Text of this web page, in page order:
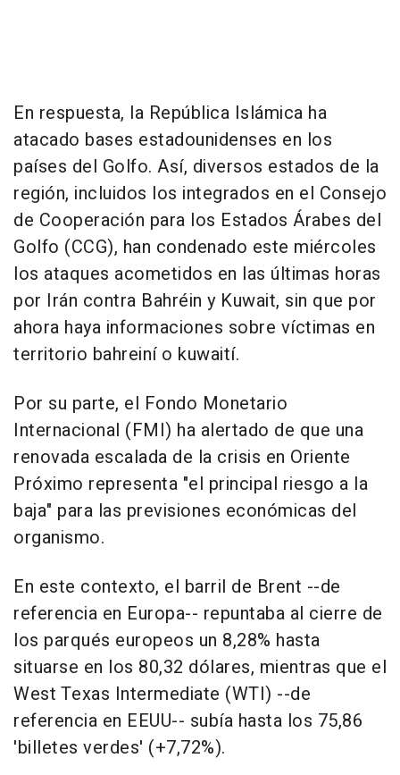
En respuesta, la República Islámica ha
atacado bases estadounidenses en los
países del Golfo. Así, diversos estados de la
región, incluidos los integrados en el Consejo
de Cooperación para los Estados Árabes del
Golfo (CCG), han condenado este miércoles
los ataques acometidos en las últimas horas
por Irán contra Bahréin y Kuwait, sin que por
ahora haya informaciones sobre víctimas en
territorio bahreiní o kuwaití.
Por su parte, el Fondo Monetario
Internacional (FMI) ha alertado de que una
renovada escalada de la crisis en Oriente
Próximo representa "el principal riesgo a la
baja" para las previsiones económicas del
organismo.
En este contexto, el barril de Brent --de
referencia en Europa-- repuntaba al cierre de
los parqués europeos un 8,28% hasta
situarse en los 80,32 dólares, mientras que el
West Texas Intermediate (WTI) --de
referencia en EEUU-- subía hasta los 75,86
'billetes verdes' (+7,72%).